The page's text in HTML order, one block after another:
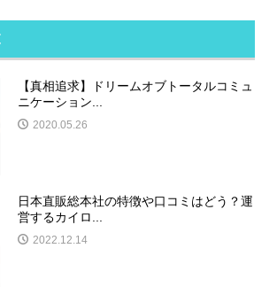
【真相追求】ドリームオブトータルコミュ
ニケーション...
2020.05.26
日本直販総本社の特徴や口コミはどう？運
営するカイロ...
2022.12.14